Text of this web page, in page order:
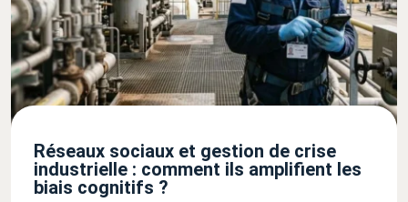
Réseaux sociaux et gestion de crise
industrielle : comment ils amplifient les
biais cognitifs ?